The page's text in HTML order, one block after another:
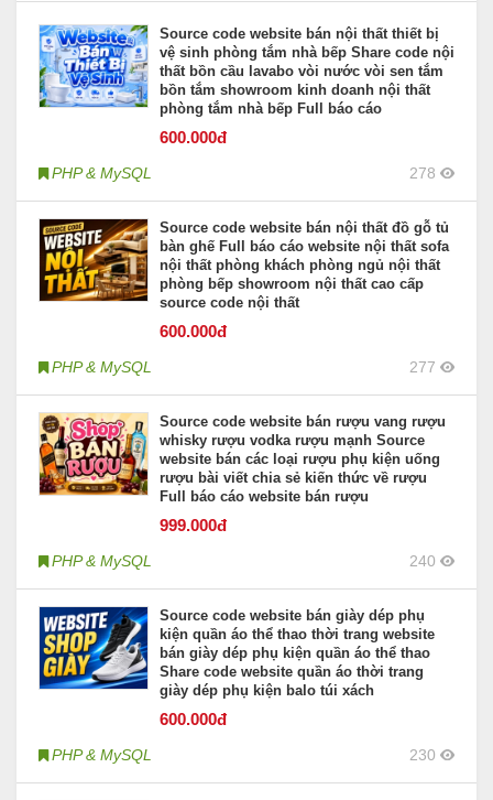
Source code website bán nội thất thiết bị
vệ sinh phòng tắm nhà bếp Share code nội
thất bồn cầu lavabo vòi nước vòi sen tắm
bồn tắm showroom kinh doanh nội thất
phòng tắm nhà bếp Full báo cáo
600.000đ
PHP & MySQL 278
Source code website bán nội thất đồ gỗ tủ
bàn ghế Full báo cáo website nội thất sofa
nội thất phòng khách phòng ngủ nội thất
phòng bếp showroom nội thất cao cấp
source code nội thất
600.000đ
PHP & MySQL 277
Source code website bán rượu vang rượu
whisky rượu vodka rượu mạnh Source
website bán các loại rượu phụ kiện uống
rượu bài viết chia sẻ kiến thức về rượu
Full báo cáo website bán rượu
999.000đ
PHP & MySQL 240
Source code website bán giày dép phụ
kiện quần áo thể thao thời trang website
bán giày dép phụ kiện quần áo thể thao
Share code website quần áo thời trang
giày dép phụ kiện balo túi xách
600.000đ
PHP & MySQL 230